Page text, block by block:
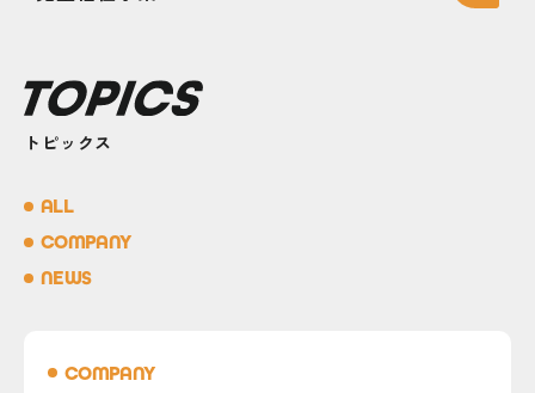
トピックス
ALL
COMPANY
NEWS
COMPANY